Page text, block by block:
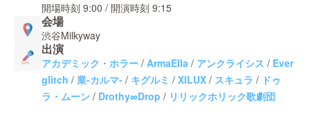
開場時刻 9:00 / 開演時刻 9:15
会場
渋谷Milkyway
出演
アカデミック・ホラー / ArmaElla / アンクライシス / Ever
glitch / 業-カルマ- / キグルミ / XILUX / スキュラ / ドゥ
ラ・ムーン / Drothy∞Drop / リリックホリック歌劇団